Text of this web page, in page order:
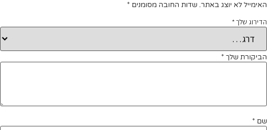
האימייל לא יוצג באתר. שדות החובה מסומנים *
הדירוג שלך *
הביקורת שלך *
שם *